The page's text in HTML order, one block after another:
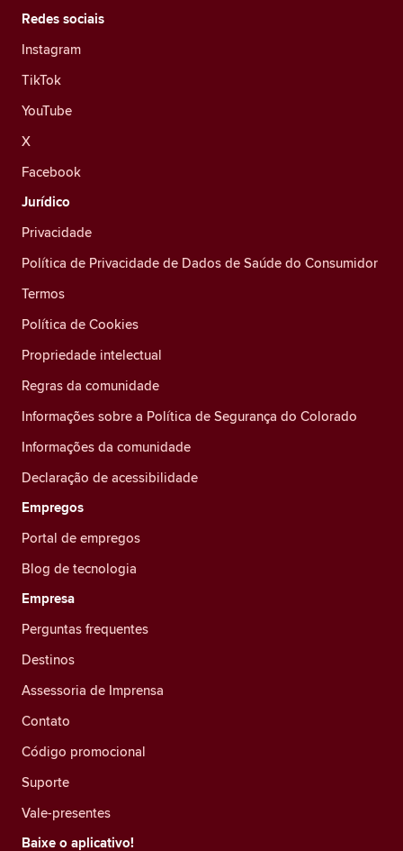
Redes sociais
Instagram
TikTok
YouTube
X
Facebook
Jurídico
Privacidade
Política de Privacidade de Dados de Saúde do Consumidor
Termos
Política de Cookies
Propriedade intelectual
Regras da comunidade
Informações sobre a Política de Segurança do Colorado
Informações da comunidade
Declaração de acessibilidade
Empregos
Portal de empregos
Blog de tecnologia
Empresa
Perguntas frequentes
Destinos
Assessoria de Imprensa
Contato
Código promocional
Suporte
Vale-presentes
Baixe o aplicativo!